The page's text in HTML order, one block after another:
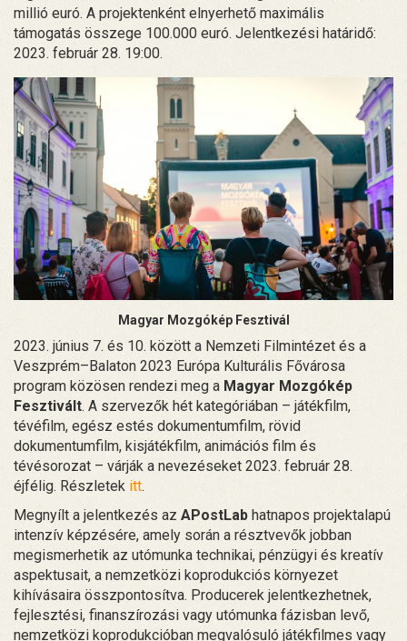
millió euró. A projektenként elnyerhető maximális
támogatás összege 100.000 euró. Jelentkezési határidő:
2023. február 28. 19:00.
Magyar Mozgókép Fesztivál
2023. június 7. és 10. között a Nemzeti Filmintézet és a
Veszprém–Balaton 2023 Európa Kulturális Fővárosa
program közösen rendezi meg a Magyar Mozgókép
Fesztivált. A szervezők hét kategóriában – játékfilm,
tévéfilm, egész estés dokumentumfilm, rövid
dokumentumfilm, kisjátékfilm, animációs film és
tévésorozat – várják a nevezéseket 2023. február 28.
éjfélig. Részletek itt.
Megnyílt a jelentkezés az APostLab hatnapos projektalapú
intenzív képzésére, amely során a résztvevők jobban
megismerhetik az utómunka technikai, pénzügyi és kreatív
aspektusait, a nemzetközi koprodukciós környezet
kihívásaira összpontosítva. Producerek jelentkezhetnek,
fejlesztési, finanszírozási vagy utómunka fázisban levő,
nemzetközi koprodukcióban megvalósuló játékfilmes vagy